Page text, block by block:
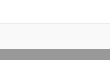
4 pilares fundamentales: